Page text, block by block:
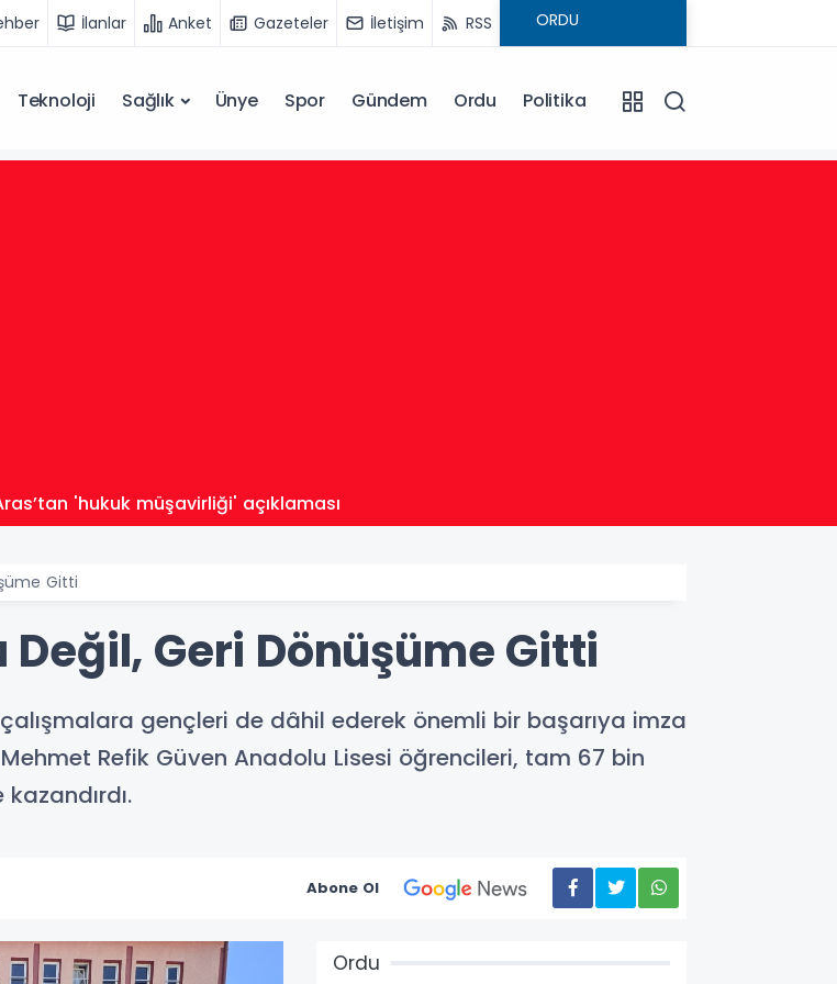
İlanlar Anket Gazeteler İletişim RSS
Teknoloji Sağlık Ünye Spor Gündem Ordu Politika
'hukuk müşavirliği' açıklaması
Gitti
Değil, Geri Dönüşüme Gitti
gençleri de dâhil ederek önemli bir başarıya imza
Refik Güven Anadolu Lisesi öğrencileri, tam 67 bin
Abone Ol
Ordu